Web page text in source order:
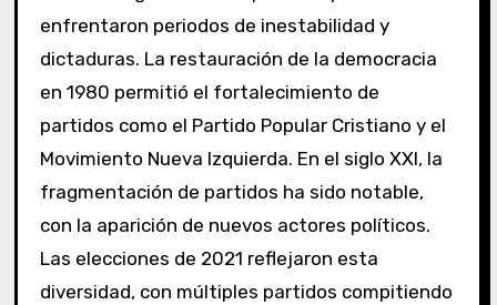
enfrentaron periodos de inestabilidad y
dictaduras. La restauración de la democracia
en 1980 permitió el fortalecimiento de
partidos como el Partido Popular Cristiano y el
Movimiento Nueva Izquierda. En el siglo XXI, la
fragmentación de partidos ha sido notable,
con la aparición de nuevos actores políticos.
Las elecciones de 2021 reflejaron esta
diversidad, con múltiples partidos compitiendo